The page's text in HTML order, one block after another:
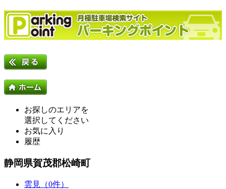
お探しのエリアを
選択してください
お気に入り
履歴
静岡県賀茂郡松崎町
雲見（0件）